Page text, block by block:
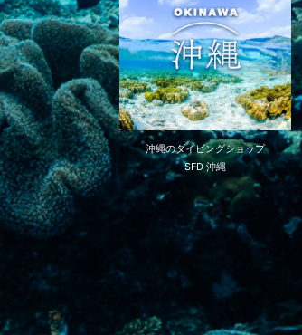
沖縄のダイビングショップ
SFD 沖縄